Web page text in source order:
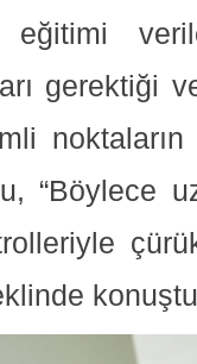
gerektiği
noktaların
“Böylece